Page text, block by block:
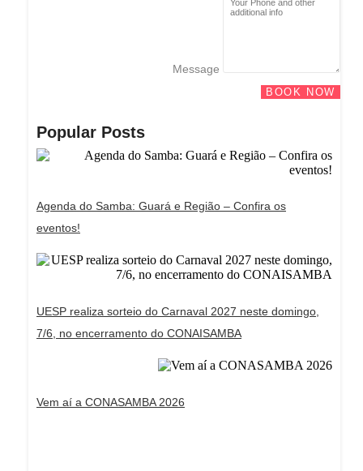
Message
BOOK NOW
Popular Posts
Agenda do Samba: Guará e Região – Confira os
eventos!
UESP realiza sorteio do Carnaval 2027 neste domingo,
7/6, no encerramento do CONAISAMBA
Vem aí a CONASAMBA 2026